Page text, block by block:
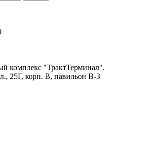
комплекс "ТрактТерминал".
25Г, корп. В, павильон В-3